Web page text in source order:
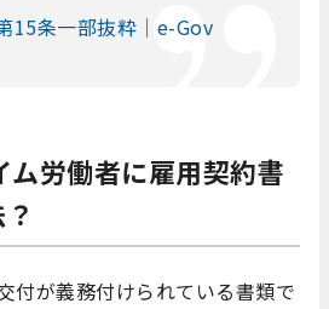
15条一部抜粋｜e-Gov
労働者に雇用契約書
付が義務付けられている書類で